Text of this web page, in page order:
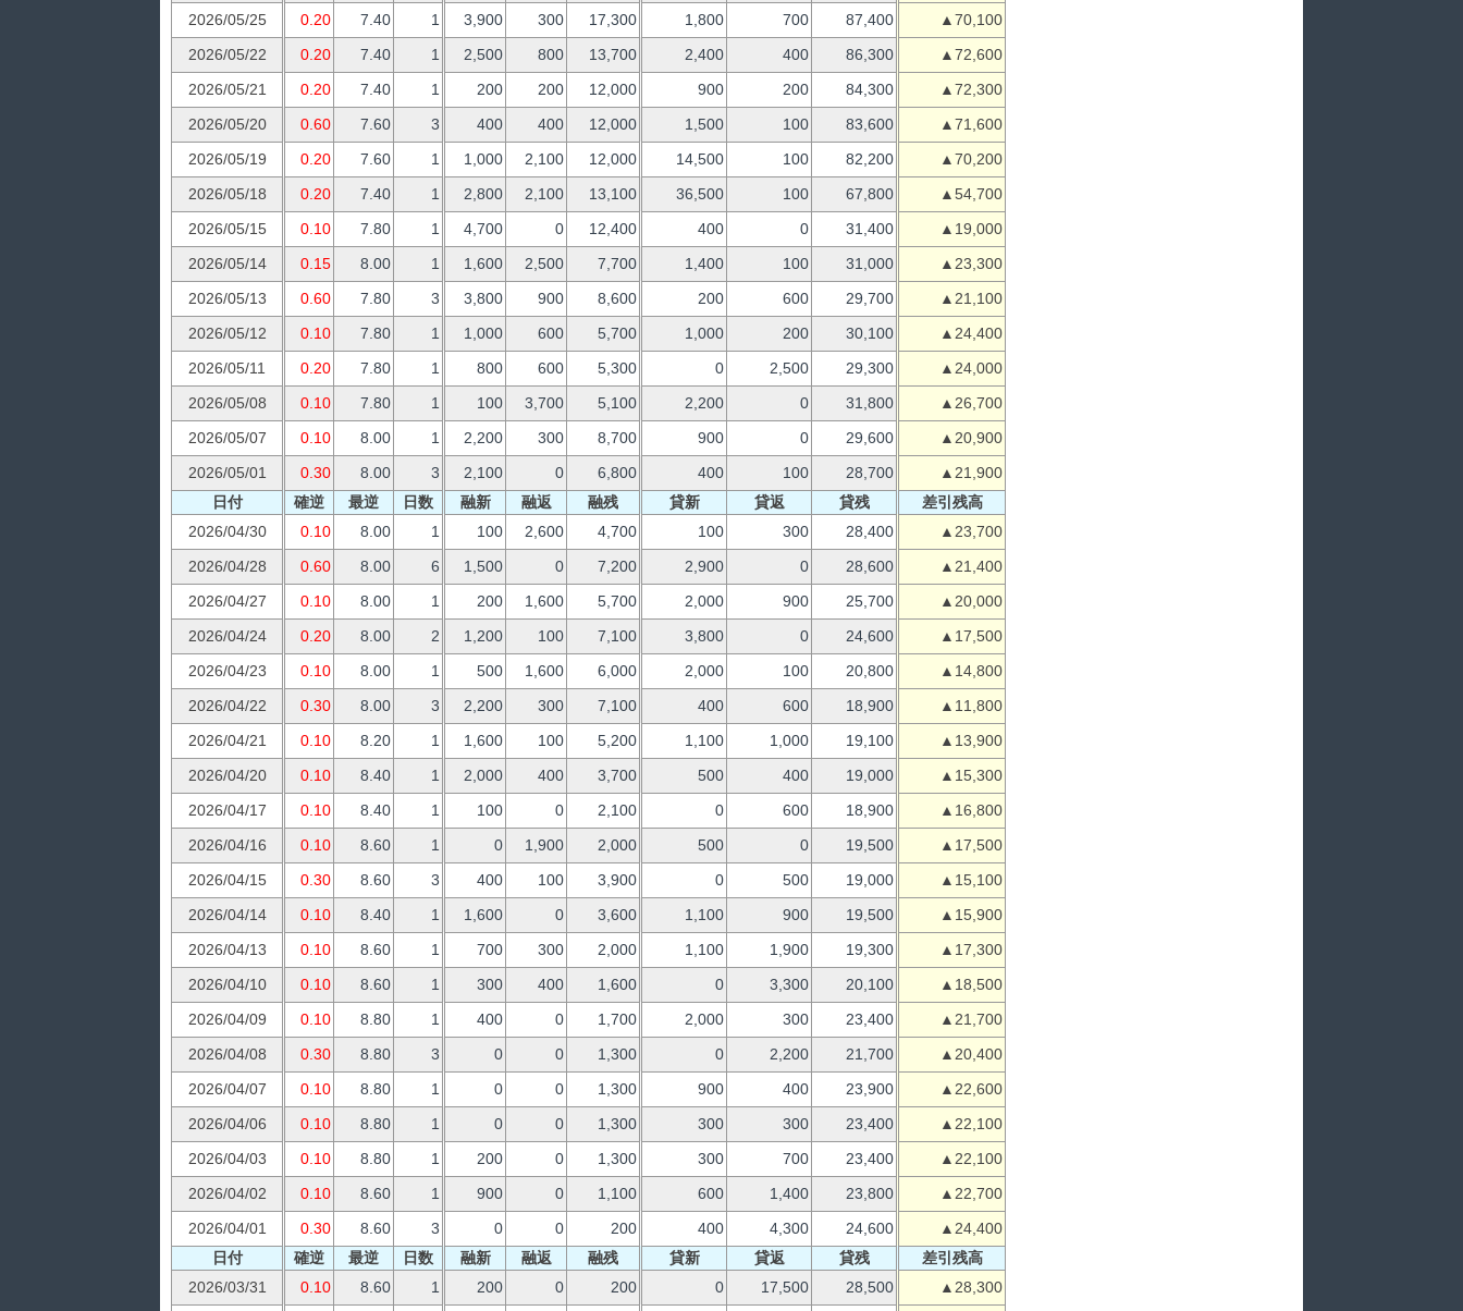
2026/05/25
0.20 7.40 1 3,900 300 17,300 1,800 700 87,400
▲70,100
2026/05/22
0.20 7.40 1 2,500 800 13,700 2,400 400 86,300
▲72,600
2026/05/21
0.20 7.40 1 200 200 12,000 900 200 84,300
▲72,300
2026/05/20
0.60 7.60 3 400 400 12,000 1,500 100 83,600
▲71,600
2026/05/19
0.20 7.60 1 1,000 2,100 12,000 14,500 100 82,200
▲70,200
2026/05/18
0.20 7.40 1 2,800 2,100 13,100 36,500 100 67,800
▲54,700
2026/05/15
0.10 7.80 1 4,700 0 12,400 400 0 31,400
▲19,000
2026/05/14
0.15 8.00 1 1,600 2,500 7,700 1,400 100 31,000
▲23,300
2026/05/13
0.60 7.80 3 3,800 900 8,600 200 600 29,700
▲21,100
2026/05/12
0.10 7.80 1 1,000 600 5,700 1,000 200 30,100
▲24,400
2026/05/11
0.20 7.80 1 800 600 5,300 0 2,500 29,300
▲24,000
2026/05/08
0.10 7.80 1 100 3,700 5,100 2,200 0 31,800
▲26,700
2026/05/07
0.10 8.00 1 2,200 300 8,700 900 0 29,600
▲20,900
2026/05/01
0.30 8.00 3 2,100 0 6,800 400 100 28,700
▲21,900
日付
確逆 最逆 日数 融新 融返 融残 貸新 貸返 貸残
差引残高
2026/04/30
0.10 8.00 1 100 2,600 4,700 100 300 28,400
▲23,700
2026/04/28
0.60 8.00 6 1,500 0 7,200 2,900 0 28,600
▲21,400
2026/04/27
0.10 8.00 1 200 1,600 5,700 2,000 900 25,700
▲20,000
2026/04/24
0.20 8.00 2 1,200 100 7,100 3,800 0 24,600
▲17,500
2026/04/23
0.10 8.00 1 500 1,600 6,000 2,000 100 20,800
▲14,800
2026/04/22
0.30 8.00 3 2,200 300 7,100 400 600 18,900
▲11,800
2026/04/21
0.10 8.20 1 1,600 100 5,200 1,100 1,000 19,100
▲13,900
2026/04/20
0.10 8.40 1 2,000 400 3,700 500 400 19,000
▲15,300
2026/04/17
0.10 8.40 1 100 0 2,100 0 600 18,900
▲16,800
2026/04/16
0.10 8.60 1 0 1,900 2,000 500 0 19,500
▲17,500
2026/04/15
0.30 8.60 3 400 100 3,900 0 500 19,000
▲15,100
2026/04/14
0.10 8.40 1 1,600 0 3,600 1,100 900 19,500
▲15,900
2026/04/13
0.10 8.60 1 700 300 2,000 1,100 1,900 19,300
▲17,300
2026/04/10
0.10 8.60 1 300 400 1,600 0 3,300 20,100
▲18,500
2026/04/09
0.10 8.80 1 400 0 1,700 2,000 300 23,400
▲21,700
2026/04/08
0.30 8.80 3 0 0 1,300 0 2,200 21,700
▲20,400
2026/04/07
0.10 8.80 1 0 0 1,300 900 400 23,900
▲22,600
2026/04/06
0.10 8.80 1 0 0 1,300 300 300 23,400
▲22,100
2026/04/03
0.10 8.80 1 200 0 1,300 300 700 23,400
▲22,100
2026/04/02
0.10 8.60 1 900 0 1,100 600 1,400 23,800
▲22,700
2026/04/01
0.30 8.60 3 0 0 200 400 4,300 24,600
▲24,400
日付
確逆 最逆 日数 融新 融返 融残 貸新 貸返 貸残
差引残高
2026/03/31
0.10 8.60 1 200 0 200 0 17,500 28,500 ▲28,300